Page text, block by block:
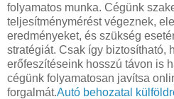
folyamatos munka. Cégünk
teljesítménymérést végeznek,
eredményeket, és szükség
stratégiát. Csak így biztosítható,
erőfeszítéseink hosszú távon is
cégünk folyamatosan javítsa
forgalmát.Autó behozatal